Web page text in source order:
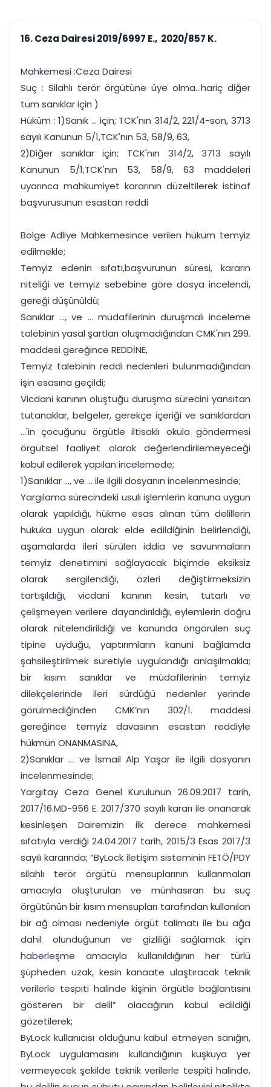
Duruşma ve görev
takvimi
Bildirim
takibi
Tek panelde uçtan uca yönetim
UYAP & UETS entegrasyonundan finansa, hepsi bir arada.
Tüm özellikleri inceleyin Ücretsiz Başlayın
16. Ceza Dairesi 2019/6997 E., 2020/857 K.
Mahkemesi :Ceza Dairesi
Suç : Silahlı terör örgütüne üye olma...hariç diğer
tüm sanıklar için )
Hüküm : 1)Sanık ... için; TCK'nın 314/2, 221/4-son, 3713
sayılı Kanunun 5/1,TCK'nın 53, 58/9, 63,
2)Diğer sanıklar için; TCK'nın 314/2, 3713 sayılı
Kanunun 5/1,TCK'nın 53, 58/9, 63 maddeleri
uyarınca mahkumiyet kararının düzeltilerek istinaf
başvurusunun esastan reddi
Bölge Adliye Mahkemesince verilen hüküm temyiz
edilmekle;
Temyiz edenin sıfatı,başvurunun süresi, kararın
niteliği ve temyiz sebebine göre dosya incelendi,
gereği düşünüldü;
Sanıklar ..., ve ... müdafilerinin duruşmalı inceleme
talebinin yasal şartları oluşmadığından CMK'nın 299.
maddesi gereğince REDDİNE,
Temyiz talebinin reddi nedenleri bulunmadığından
işin esasına geçildi;
Vicdani kanının oluştuğu duruşma sürecini yansıtan
tutanaklar, belgeler, gerekçe içeriği ve sanıklardan
...'in çocuğunu örgütle iltisaklı okula göndermesi
örgütsel faaliyet olarak değerlendirilemeyeceği
kabul edilerek yapılan incelemede;
1)Sanıklar ..., ve ... ile ilgili dosyanın incelenmesinde;
Yargılama sürecindeki usuli işlemlerin kanuna uygun
olarak yapıldığı, hükme esas alınan tüm delillerin
hukuka uygun olarak elde edildiğinin belirlendiği,
aşamalarda ileri sürülen iddia ve savunmaların
temyiz denetimini sağlayacak biçimde eksiksiz
olarak sergilendiği, özleri değiştirmeksizin
tartışıldığı, vicdani kanının kesin, tutarlı ve
çelişmeyen verilere dayandırıldığı, eylemlerin doğru
olarak nitelendirildiği ve kanunda öngörülen suç
tipine uyduğu, yaptırımların kanuni bağlamda
şahsileştirilmek suretiyle uygulandığı anlaşılmakla;
bir kısım sanıklar ve müdafilerinin temyiz
dilekçelerinde ileri sürdüğü nedenler yerinde
görülmediğinden CMK’nın 302/1. maddesi
gereğince temyiz davasının esastan reddiyle
hükmün ONANMASINA,
2)Sanıklar ... ve İsmail Alp Yaşar ile ilgili dosyanın
incelenmesinde;
Yargıtay Ceza Genel Kurulunun 26.09.2017 tarih,
2017/16.MD-956 E. 2017/370 sayılı kararı ile onanarak
kesinleşen Dairemizin ilk derece mahkemesi
sıfatıyla verdiği 24.04.2017 tarih, 2015/3 Esas 2017/3
sayılı kararında; “ByLock iletişim sisteminin FETÖ/PDY
silahlı terör örgütü mensuplarının kullanmaları
amacıyla oluşturulan ve münhasıran bu suç
örgütünün bir kısım mensupları tarafından kullanılan
bir ağ olması nedeniyle örgüt talimatı ile bu ağa
dahil olunduğunun ve gizliliği sağlamak için
haberleşme amacıyla kullanıldığının her türlü
şüpheden uzak, kesin kanaate ulaştıracak teknik
verilerle tespiti halinde kişinin örgütle bağlantısını
gösteren bir delil” olacağının kabul edildiği
gözetilerek;
ByLock kullanıcısı olduğunu kabul etmeyen sanığın,
ByLock uygulamasını kullandığının kuşkuya yer
vermeyecek şekilde teknik verilerle tespiti halinde,